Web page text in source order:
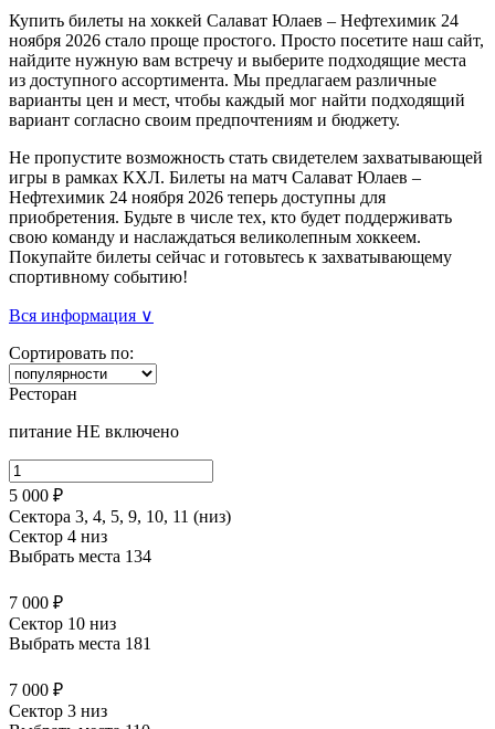
Купить билеты на хоккей Салават Юлаев – Нефтехимик 24
ноября 2026 стало проще простого. Просто посетите наш сайт,
найдите нужную вам встречу и выберите подходящие места
из доступного ассортимента. Мы предлагаем различные
варианты цен и мест, чтобы каждый мог найти подходящий
вариант согласно своим предпочтениям и бюджету.
Не пропустите возможность стать свидетелем захватывающей
игры в рамках КХЛ. Билеты на матч Салават Юлаев –
Нефтехимик 24 ноября 2026 теперь доступны для
приобретения. Будьте в числе тех, кто будет поддерживать
свою команду и наслаждаться великолепным хоккеем.
Покупайте билеты сейчас и готовьтесь к захватывающему
спортивному событию!
Вся информация ∨
Сортировать по:
Ресторан
питание НЕ включено
5 000 ₽
Сектора 3, 4, 5, 9, 10, 11 (низ)
Сектор 4 низ
Выбрать места 134
7 000 ₽
Сектор 10 низ
Выбрать места 181
7 000 ₽
Сектор 3 низ